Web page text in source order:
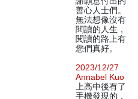
善心人士們。
無法想像沒有
閱讀的人生，
閱讀的路上有
您們真好。
2023/12/27
Annabel Kuo
上高中後有了
手機發現的，